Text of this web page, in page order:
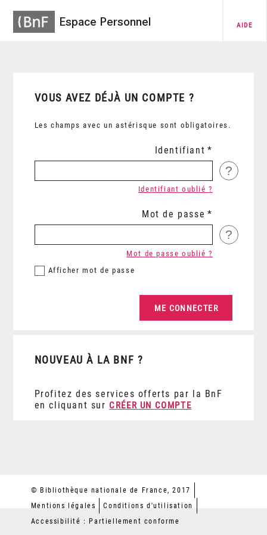
Espace Personnel AIDE
VOUS AVEZ DÉJÀ UN COMPTE ?
Les champs avec un astérisque sont obligatoires.
Identifiant
?
Identifiant oublié ?
Mot de passe
?
Afficher mot de passe
Mot de passe oublié ?
NOUVEAU À LA BNF ?
Profitez des services offerts par la BnF
en cliquant sur CRÉER UN COMPTE
© Bibliothèque nationale de France, 2017
Mentions légales
Conditions d'utilisation
Accessibilité : Partiellement conforme